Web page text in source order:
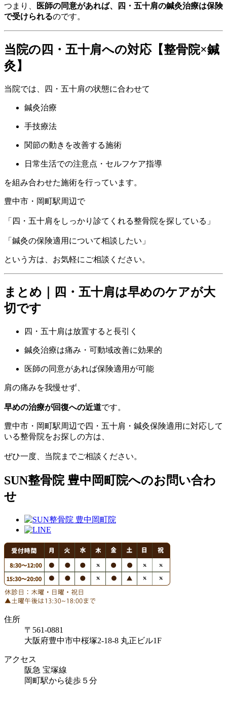
つまり、
医師の同意があれば、四・五十肩の鍼灸治療は保険
で受けられるのです。
当院の四・五十肩への対応【整骨院×鍼
灸】
当院では、四・五十肩の状態に合わせて
鍼灸治療
手技療法
関節の動きを改善する施術
日常生活での注意点・セルフケア指導
を組み合わせた施術を行っています。
豊中市・岡町駅周辺で
「四・五十肩をしっかり診てくれる整骨院を探している」
「鍼灸の保険適用について相談したい」
という方は、お気軽にご相談ください。
まとめ｜四・五十肩は早めのケアが大
切です
四・五十肩は放置すると長引く
鍼灸治療は痛み・可動域改善に効果的
医師の同意があれば保険適用が可能
肩の痛みを我慢せず、
早めの治療が回復への近道です。
豊中市・岡町駅周辺で四・五十肩・鍼灸保険適用に対応して
いる整骨院をお探しの方は、
ぜひ一度、当院までご相談ください。
SUN整骨院 豊中岡町院へのお問い合わ
せ
住所
〒561-0881
大阪府豊中市中桜塚2-18-8 丸正ビル1F
アクセス
阪急 宝塚線
岡町駅から徒歩５分